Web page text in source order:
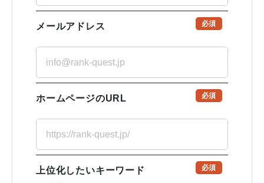
メールアドレス 必須
ホームページのURL 必須
上位化したいキーワード
必須